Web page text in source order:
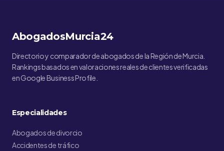
AbogadosMurcia24
Directorio y comparador de abogados de la Región de Murcia.
Rankings basados en valoraciones reales de clientes verificadas
en Google Business Profile.
Especialidades
Abogados de divorcio
Accidentes de tráfico